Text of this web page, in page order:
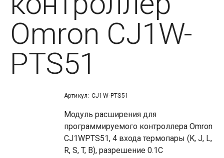
Omron CJ1W-
PTS51
Артикул: CJ1W-PTS51
Модуль расширения для
программируемого контроллера Omron
CJ1WPTS51, 4 входа термопары (K, J, L,
R, S, T, B), разрешение 0.1С